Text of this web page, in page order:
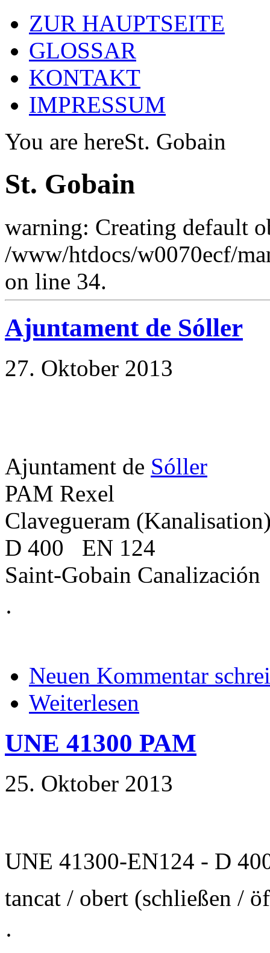
ZUR HAUPTSEITE
GLOSSAR
KONTAKT
IMPRESSUM
You are hereSt. Gobain
St. Gobain
warning: Creating default
/www/htdocs/w0070ecf/
on line 34.
Ajuntament de Sóller
27. Oktober 2013
Ajuntament de Sóller
PAM Rexel
Clavegueram
D 400 EN 124
Saint-Gobain Canalización
·
Neuen Kommentar
Weiterlesen
UNE 41300 PAM
25. Oktober 2013
UNE 41300-EN124 - D
tancat / obert (schließen /
·